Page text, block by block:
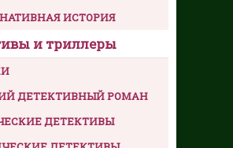
ИСТОРИЯ
и триллеры
ДЕТЕКТИВНЫЙ РОМАН
ДЕТЕКТИВЫ